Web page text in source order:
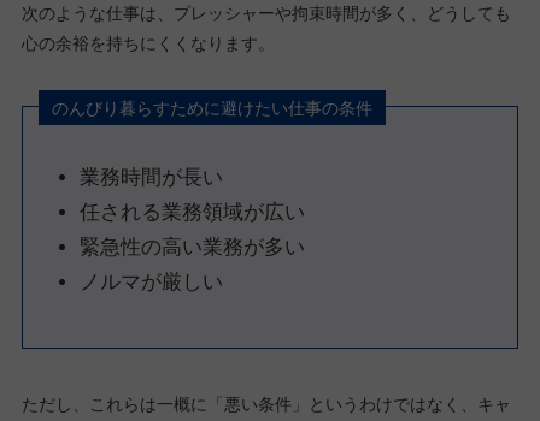
次のような仕事は、プレッシャーや拘束時間が多く、どうしても
心の余裕を持ちにくくなります。
のんびり暮らすために避けたい仕事の条件
業務時間が長い
任される業務領域が広い
緊急性の高い業務が多い
ノルマが厳しい
ただし、これらは一概に「悪い条件」というわけではなく、キャ